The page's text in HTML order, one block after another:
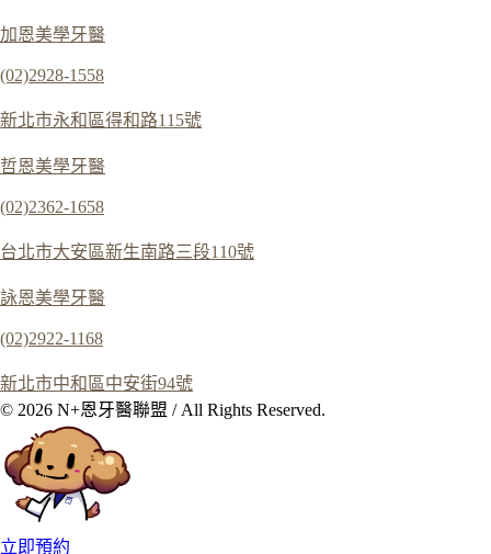
加恩美學牙醫
(02)2928-1558
新北市永和區得和路115號
哲恩美學牙醫
(02)2362-1658
台北市大安區新生南路三段110號
詠恩美學牙醫
(02)2922-1168
新北市中和區中安街94號
© 2026 N+恩牙醫聯盟 / All Rights Reserved.
立即預約